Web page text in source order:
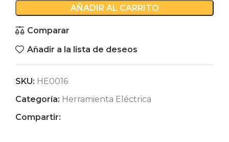
AÑADIR AL CARRITO
Comparar
Añadir a la lista de deseos
SKU: HE0016
Categoría: Herramienta Eléctrica
Compartir: